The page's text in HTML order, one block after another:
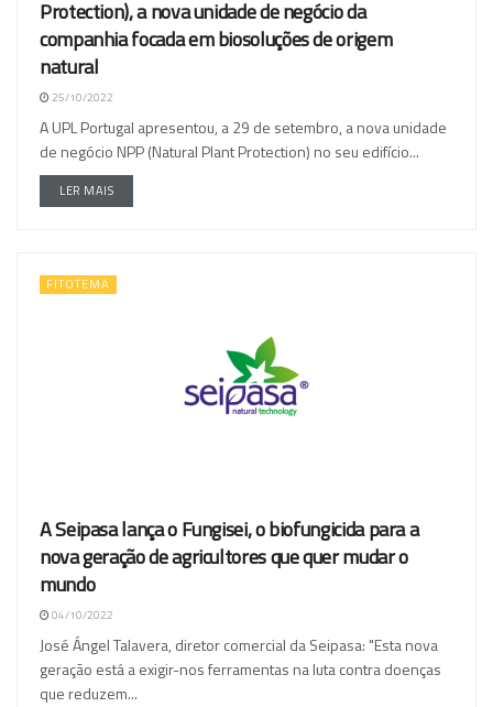
Protection), a nova unidade de negócio da
companhia focada em biosoluções de origem
natural
25/10/2022
A UPL Portugal apresentou, a 29 de setembro, a nova unidade
de negócio NPP (Natural Plant Protection) no seu edifício...
LER MAIS
FITOTEMA
A Seipasa lança o Fungisei, o biofungicida para a
nova geração de agricultores que quer mudar o
mundo
04/10/2022
José Ángel Talavera, diretor comercial da Seipasa: "Esta nova
geração está a exigir-nos ferramentas na luta contra doenças
que reduzem...